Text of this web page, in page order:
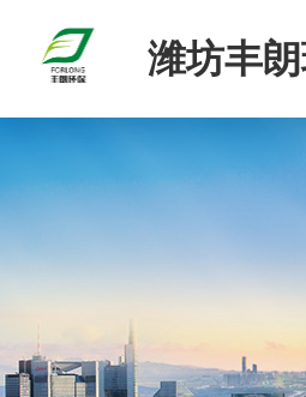
潍坊丰